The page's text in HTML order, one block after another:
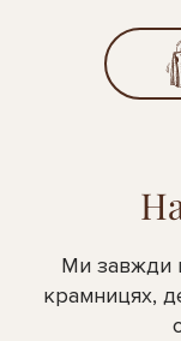
Ми завжди
крамницях,